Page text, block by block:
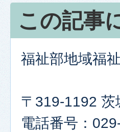
この記事
福祉部地域福
〒319-1192 茨
電話番号：